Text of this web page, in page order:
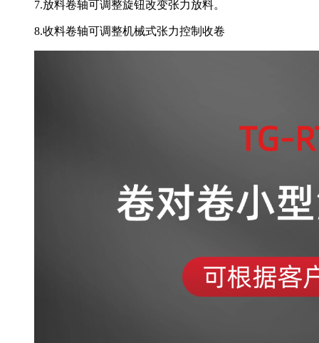
7.放料卷轴可调整旋钮改变张力放料。
8.收料卷轴可调整机械式张力控制收卷